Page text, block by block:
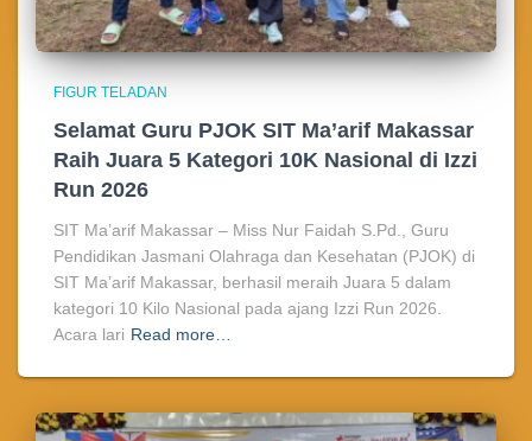
FIGUR TELADAN
Selamat Guru PJOK SIT Ma’arif Makassar
Raih Juara 5 Kategori 10K Nasional di Izzi
Run 2026
SIT Ma’arif Makassar – Miss Nur Faidah S.Pd., Guru
Pendidikan Jasmani Olahraga dan Kesehatan (PJOK) di
SIT Ma’arif Makassar, berhasil meraih Juara 5 dalam
kategori 10 Kilo Nasional pada ajang Izzi Run 2026.
Acara lari Read more…